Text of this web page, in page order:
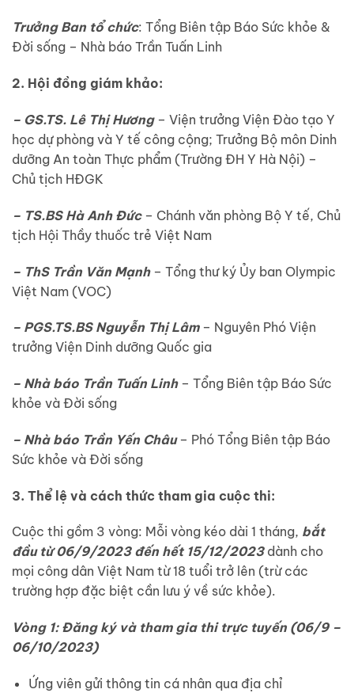
Trưởng Ban tổ chức: Tổng Biên tập Báo Sức khỏe &
Đời sống – Nhà báo Trần Tuấn Linh
2. Hội đồng giám khảo:
– GS.TS. Lê Thị Hương – Viện trưởng Viện Đào tạo Y
học dự phòng và Y tế công cộng; Trưởng Bộ môn Dinh
dưỡng An toàn Thực phẩm (Trường ĐH Y Hà Nội) –
Chủ tịch HĐGK
– TS.BS Hà Anh Đức– Chánh văn phòng Bộ Y tế, Chủ
tịch Hội Thầy thuốc trẻ Việt Nam
– ThS Trần Văn Mạnh– Tổng thư ký Ủy ban Olympic
Việt Nam (VOC)
– PGS.TS.BS Nguyễn Thị Lâm– Nguyên Phó Viện
trưởng Viện Dinh dưỡng Quốc gia
– Nhà báo Trần Tuấn Linh – Tổng Biên tập Báo Sức
khỏe và Đời sống
– Nhà báo Trần Yến Châu– Phó Tổng Biên tập Báo
Sức khỏe và Đời sống
3. Thể lệ và cách thức tham gia cuộc thi:
Cuộc thi gồm 3 vòng: Mỗi vòng kéo dài 1 tháng, bắt
đầu từ 06/9/2023 đến hết 15/12/2023 dành cho
mọi công dân Việt Nam từ 18 tuổi trở lên (trừ các
trường hợp đặc biệt cần lưu ý về sức khỏe).
Vòng 1: Đăng ký và tham gia thi trực tuyến (06/9 –
06/10/2023)
Ứng viên gửi thông tin cá nhân qua địa chỉ